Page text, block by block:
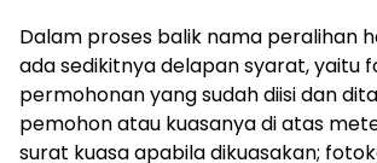
Dalam proses balik nama peralihan
ada sedikitnya delapan syarat, yaitu
permohonan yang sudah diisi dan
pemohon atau kuasanya di atas
surat kuasa apabila dikuasakan;